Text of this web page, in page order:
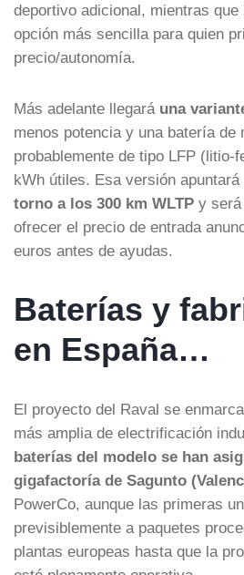
deportivo adicional, mientras
opción más sencilla para quien
precio/autonomía.
Más adelante llegará una
menos potencia y una batería de
probablemente de tipo LFP (litio-
kWh útiles. Esa versión apuntará
torno a los 300 km WLTP y será
ofrecer el precio de entrada
euros antes de ayudas.
Baterías y
en España…
El proyecto del Raval se
más amplia de electrificación
baterías del modelo se han
gigafactoría de Sagunto
PowerCo, aunque las primeras
previsiblemente a paquetes
plantas europeas hasta que la